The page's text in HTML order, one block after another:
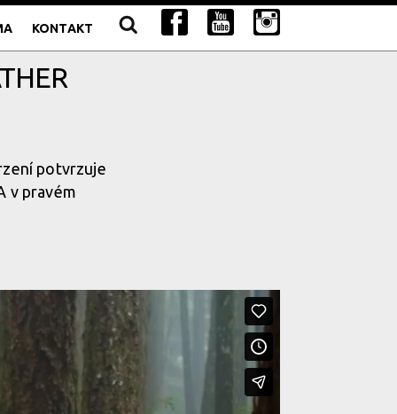
KONTAKT
potvrzuje
v pravém